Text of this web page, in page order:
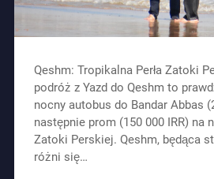
Qeshm: Tropikalna Perła Zatoki
podróż z Yazd do Qeshm to
nocny autobus do Bandar Abbas
następnie prom (150 000 IRR) na
Zatoki Perskiej. Qeshm, będąca
różni się…